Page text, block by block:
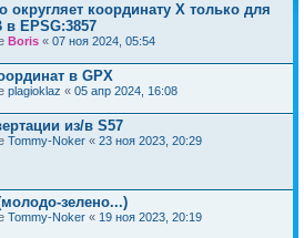
округляет координату X только для
в EPSG:3857
Boris « 07 ноя 2024, 05:54
в GPX
plagioklaz « 05 апр 2024, 16:08
из/в S57
Tommy-Noker « 23 ноя 2023, 20:29
зелено...)
Tommy-Noker « 19 ноя 2023, 20:19